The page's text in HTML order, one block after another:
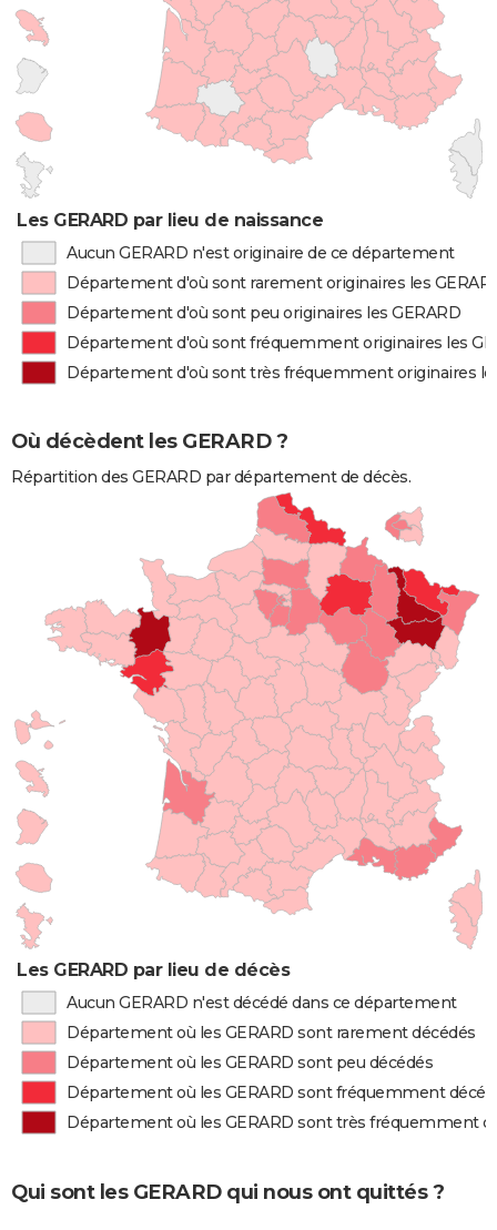
Les GERARD par lieu de naissance
Aucun GERARD n'est originaire de ce département
Département d'où sont rarement originaires les
Département d'où sont peu originaires les GERARD
Département d'où sont fréquemment originaires les
Département d'où sont très fréquemment originaires
Où décèdent les GERARD ?
Répartition des GERARD par département de décès.
Les GERARD par lieu de décès
Aucun GERARD n'est décédé dans ce département
Département où les GERARD sont rarement décédés
Département où les GERARD sont peu décédés
Département où les GERARD sont fréquemment
Département où les GERARD sont très fréquemment
Qui sont les GERARD qui nous ont quittés ?